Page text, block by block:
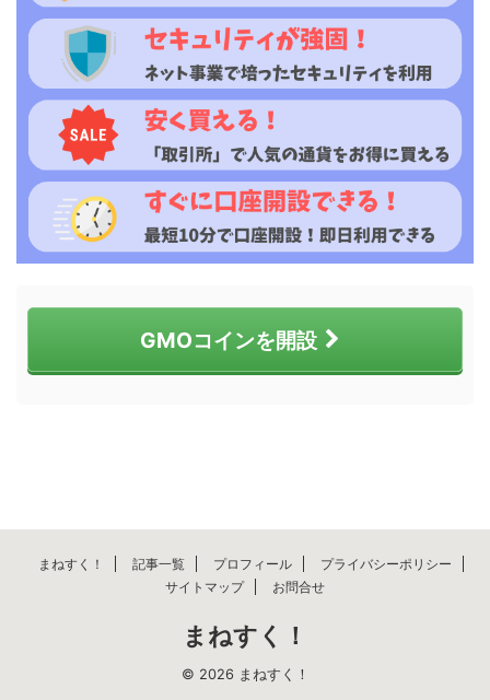
GMOコインを開設
まねすく！ 記事一覧 プロフィール
プライバシーポリシー
サイトマップ
お問合せ
まねすく！
© 2026 まねすく！